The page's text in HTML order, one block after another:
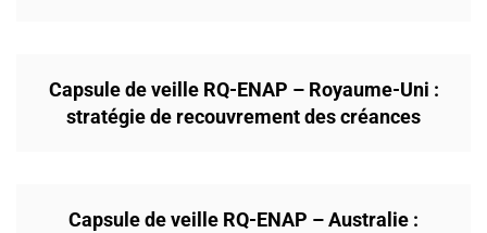
Capsule de veille RQ-ENAP – Royaume-Uni :
stratégie de recouvrement des créances
Capsule de veille RQ-ENAP – Australie :